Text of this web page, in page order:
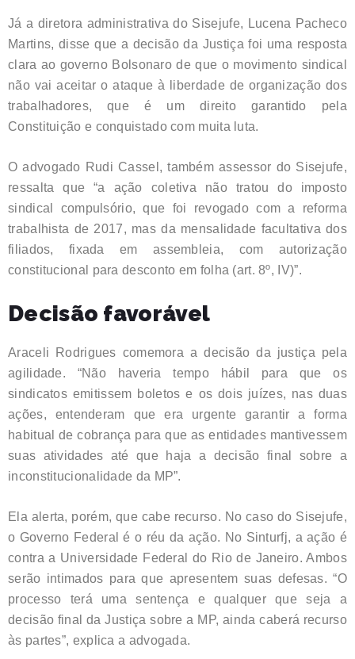
Já a diretora administrativa do Sisejufe, Lucena Pacheco
Martins, disse que a decisão da Justiça foi uma resposta
clara ao governo Bolsonaro de que o movimento sindical
não vai aceitar o ataque à liberdade de organização dos
trabalhadores, que é um direito garantido pela
Constituição e conquistado com muita luta.
O advogado Rudi Cassel, também assessor do Sisejufe,
ressalta que “a ação coletiva não tratou do imposto
sindical compulsório, que foi revogado com a reforma
trabalhista de 2017, mas da mensalidade facultativa dos
filiados, fixada em assembleia, com autorização
constitucional para desconto em folha (art. 8º, IV)”.
Decisão favorável
Araceli Rodrigues comemora a decisão da justiça pela
agilidade. “Não haveria tempo hábil para que os
sindicatos emitissem boletos e os dois juízes, nas duas
ações, entenderam que era urgente garantir a forma
habitual de cobrança para que as entidades mantivessem
suas atividades até que haja a decisão final sobre a
inconstitucionalidade da MP”.
Ela alerta, porém, que cabe recurso. No caso do Sisejufe,
o Governo Federal é o réu da ação. No Sinturfj, a ação é
contra a Universidade Federal do Rio de Janeiro. Ambos
serão intimados para que apresentem suas defesas. “O
processo terá uma sentença e qualquer que seja a
decisão final da Justiça sobre a MP, ainda caberá recurso
às partes”, explica a advogada.